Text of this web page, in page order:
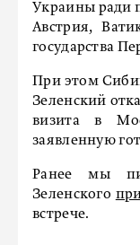
Украины ради
Австрия,
государства
При этом
Зеленский
визита в
заявленную
Ранее мы
Зеленского
встрече.